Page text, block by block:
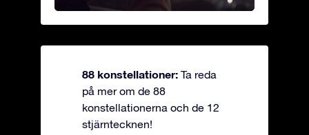
88 konstellationer: Ta reda
på mer om de 88
konstellationerna och de 12
stjärntecknen!